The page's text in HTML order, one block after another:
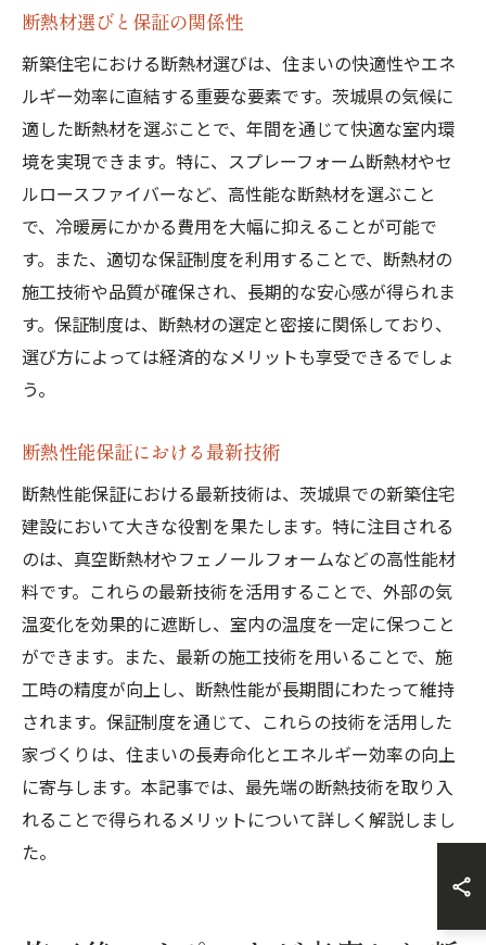
断熱材選びと保証の関係性
新築住宅における断熱材選びは、住まいの快適性やエネ
ルギー効率に直結する重要な要素です。茨城県の気候に
適した断熱材を選ぶことで、年間を通じて快適な室内環
境を実現できます。特に、スプレーフォーム断熱材やセ
ルロースファイバーなど、高性能な断熱材を選ぶこと
で、冷暖房にかかる費用を大幅に抑えることが可能で
す。また、適切な保証制度を利用することで、断熱材の
施工技術や品質が確保され、長期的な安心感が得られま
す。保証制度は、断熱材の選定と密接に関係しており、
選び方によっては経済的なメリットも享受できるでしょ
う。
断熱性能保証における最新技術
断熱性能保証における最新技術は、茨城県での新築住宅
建設において大きな役割を果たします。特に注目される
のは、真空断熱材やフェノールフォームなどの高性能材
料です。これらの最新技術を活用することで、外部の気
温変化を効果的に遮断し、室内の温度を一定に保つこと
ができます。また、最新の施工技術を用いることで、施
工時の精度が向上し、断熱性能が長期間にわたって維持
されます。保証制度を通じて、これらの技術を活用した
家づくりは、住まいの長寿命化とエネルギー効率の向上
に寄与します。本記事では、最先端の断熱技術を取り入
れることで得られるメリットについて詳しく解説しまし
た。